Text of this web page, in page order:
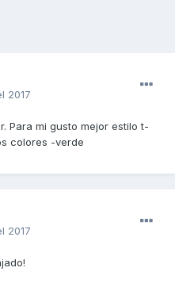
2017
Para mi gusto mejor estilo t-
colores -verde
2017